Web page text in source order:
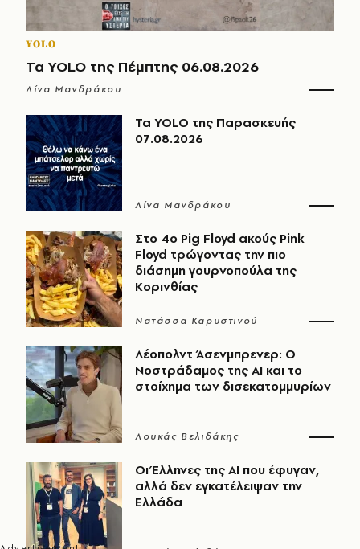
YOLO
Τα YOLO της Πέμπτης 06.08.2026
Λίνα Μανδράκου
Τα YOLO της Παρασκευής
07.08.2026
Λίνα Μανδράκου
Στο 4ο Pig Floyd ακούς Pink
Floyd τρώγοντας την πιο
διάσημη γουρνοπούλα της
Κορινθίας
Νατάσσα Καρυστινού
Λέοπολντ Άσενμπρενερ: Ο
Νοστράδαμος της AI και το
στοίχημα των δισεκατομμυρίων
Λουκάς Βελιδάκης
Οι Έλληνες της ΑΙ που έφυγαν,
αλλά δεν εγκατέλειψαν την
Ελλάδα